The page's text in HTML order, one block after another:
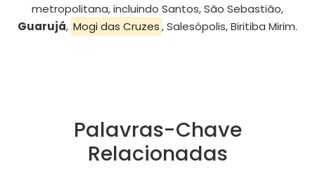
metropolitana, incluindo Santos, São Sebastião,
Guarujá, Mogi das Cruzes, Salesópolis, Biritiba Mirim.
Palavras-Chave
Relacionadas